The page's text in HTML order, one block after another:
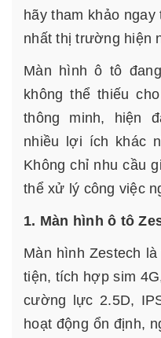
hãy tham khảo
nhất thị trường hiện
Màn hình ô tô
không thể thiếu
thông minh, hiện
nhiều lợi ích khác
Không chỉ nhu cầu
thể xử lý công việc
1. Màn hình ô tô
Màn hình Zestech
tiện, tích hợp sim
cường lực 2.5D,
hoạt động ổn định,